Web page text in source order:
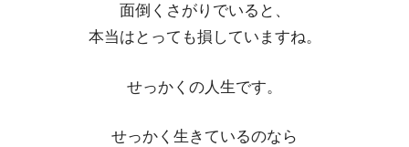
面倒くさがりでいると、
本当はとっても損していますね。
せっかくの人生です。
せっかく生きているのなら